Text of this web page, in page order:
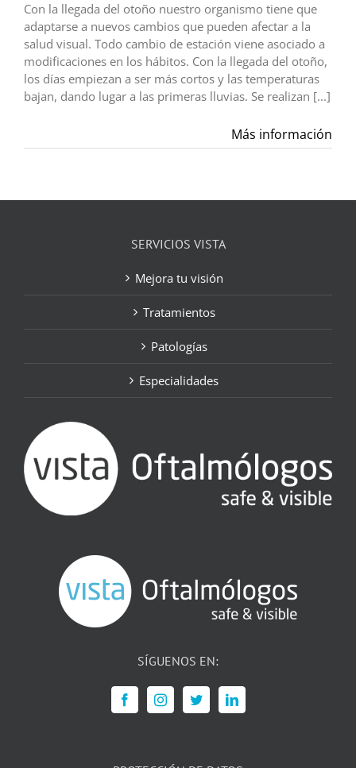
Con la llegada del otoño nuestro organismo tiene que
adaptarse a nuevos cambios que pueden afectar a la
salud visual. Todo cambio de estación viene asociado a
modificaciones en los hábitos. Con la llegada del otoño,
los días empiezan a ser más cortos y las temperaturas
bajan, dando lugar a las primeras lluvias. Se realizan [...]
Más información
SERVICIOS VISTA
Mejora tu visión
Tratamientos
Patologías
Especialidades
SÍGUENOS EN: